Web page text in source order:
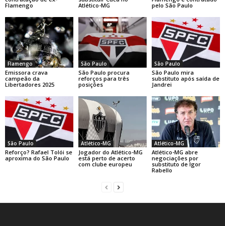
Flamengo
Atlético-MG
pelo São Paulo
Flamengo
Emissora crava
campeão da
Libertadores 2025
São Paulo
São Paulo procura
reforços para três
posições
São Paulo
São Paulo mira
substituto após saída de
Jandrei
São Paulo
Reforço? Rafael Tolói se
aproxima do São Paulo
Atlético-MG
Jogador do Atlético-MG
está perto de acerto
com clube europeu
Atlético-MG
Atlético-MG abre
negociações por
substituto de Igor
Rabello